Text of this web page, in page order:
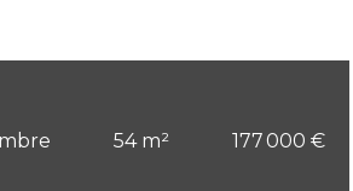
54 m² 177 000 €